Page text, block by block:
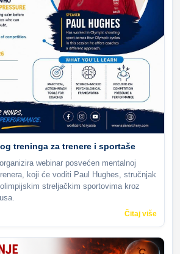
treninga za trenere i sportaše
webinar posvećen mentalnoj
koji će voditi Paul Hughes, stručnjak
streljačkim sportovima kroz
Čitaj više